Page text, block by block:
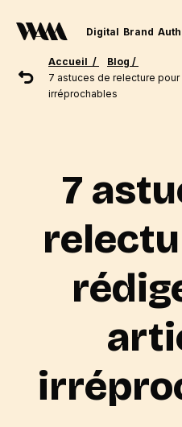
Digital Brand
Accueil /
Blog /
7 astuces de relecture
irréprochables
7